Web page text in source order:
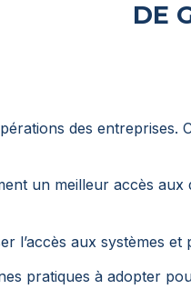
DE
des
un meilleur accès
l’accès aux systèmes et
pratiques à adopter